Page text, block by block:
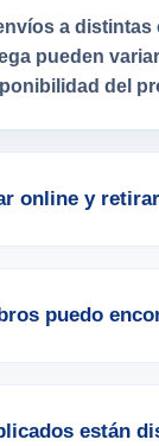
a
pueden
del
online y
puedo
están